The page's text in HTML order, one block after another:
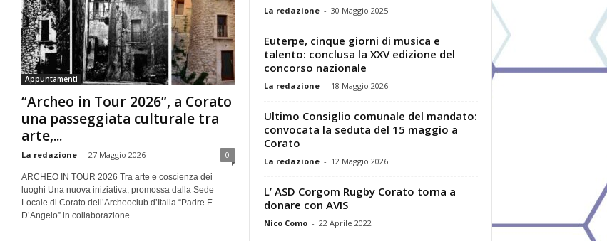
Appuntamenti
“Archeo in Tour 2026”, a Corato
una passeggiata culturale tra
arte,...
La redazione - 27 Maggio 2026 0
ARCHEO IN TOUR 2026 Tra arte e coscienza dei
luoghi Una nuova iniziativa, promossa dalla Sede
Locale di Corato dell’Archeoclub d’Italia “Padre E.
D’Angelo” in collaborazione...
La redazione - 30 Maggio 2025
Euterpe, cinque giorni di musica e
talento: conclusa la XXV edizione del
concorso nazionale
La redazione - 18 Maggio 2026
Ultimo Consiglio comunale del mandato:
convocata la seduta del 15 maggio a
Corato
La redazione - 12 Maggio 2026
L’ ASD Corgom Rugby Corato torna a
donare con AVIS
Nico Como - 22 Aprile 2022